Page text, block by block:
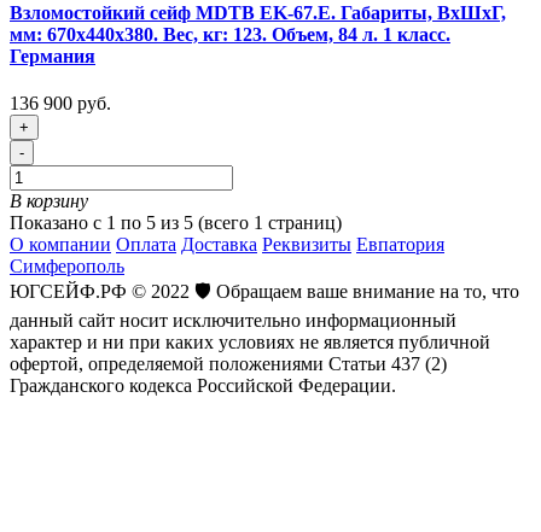
Взломостойкий сейф MDTB EK-67.E. Габариты, ВxШxГ,
мм: 670х440х380. Вес, кг: 123. Объем, 84 л. 1 класс.
Германия
136 900 руб.
+
-
В корзину
Показано с 1 по 5 из 5 (всего 1 страниц)
О компании Оплата Доставка Реквизиты Евпатория
Симферополь
ЮГСЕЙФ.РФ © 2022 🛡️ Обращаем ваше внимание на то, что
данный сайт носит исключительно информационный
характер и ни при каких условиях не является публичной
офертой, определяемой положениями Статьи 437 (2)
Гражданского кодекса Российской Федерации.